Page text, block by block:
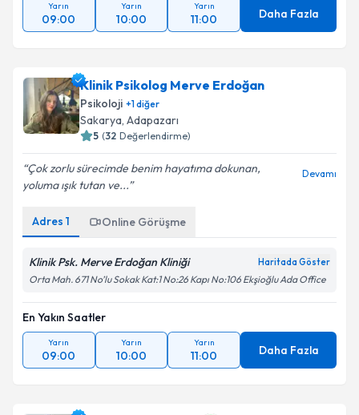
Yarın
09:00
Yarın
10:00
Yarın
11:00 Daha Fazla
Klinik Psikolog Merve Erdoğan
Psikoloji +1diğer
Sakarya, Adapazarı
5 (32 Değerlendirme)
Çok zorlu sürecimde benim hayatıma dokunan,
yoluma ışık tutan ve...
Devamı
Adres 1 Online Görüşme
Klinik Psk. Merve Erdoğan Kliniği Haritada Göster
Orta Mah. 671 No’lu Sokak Kat:1 No:26 Kapı No:106 Ekşioğlu Ada Office
En Yakın Saatler
Yarın
09:00
Yarın
10:00
Yarın
11:00 Daha Fazla